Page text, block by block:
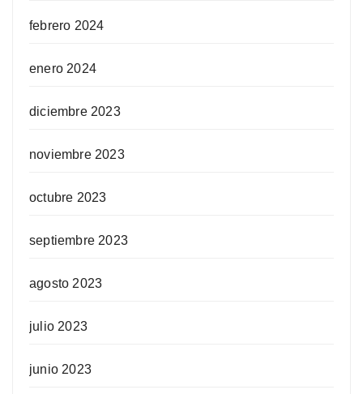
febrero 2024
enero 2024
diciembre 2023
noviembre 2023
octubre 2023
septiembre 2023
agosto 2023
julio 2023
junio 2023